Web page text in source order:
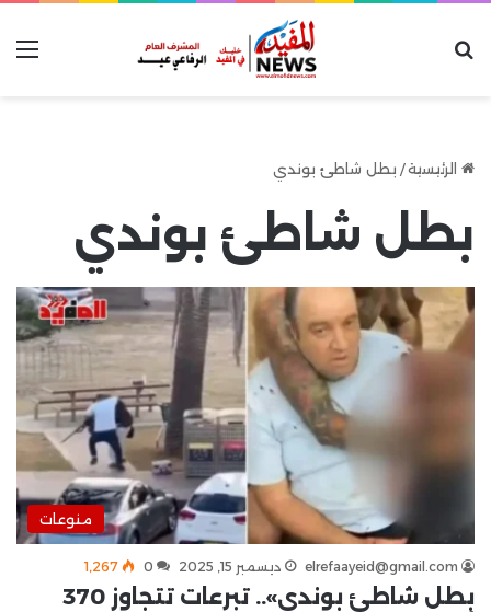
الرئيسية/ بطل شاطئ بوندي
بطل شاطئ بوندي
منوعات
elrefaayeid@gmail.com ديسمبر 15, 2025 0 1٬267
بطل شاطئ بوندي».. تبرعات تتجاوز 370